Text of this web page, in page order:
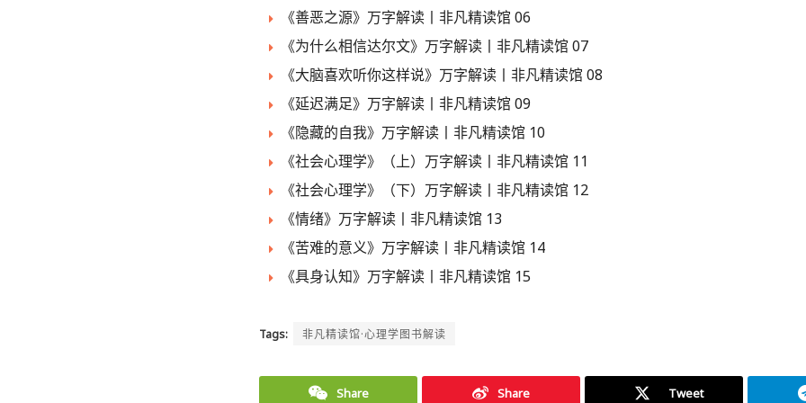
《善恶之源》万字解读丨非凡精读馆 06
《为什么相信达尔文》万字解读丨非凡精读馆 07
《大脑喜欢听你这样说》万字解读丨非凡精读馆 08
《延迟满足》万字解读丨非凡精读馆 09
《隐藏的自我》万字解读丨非凡精读馆 10
《社会心理学》（上）万字解读丨非凡精读馆 11
《社会心理学》（下）万字解读丨非凡精读馆 12
《情绪》万字解读丨非凡精读馆 13
《苦难的意义》万字解读丨非凡精读馆 14
《具身认知》万字解读丨非凡精读馆 15
Tags: 非凡精读馆·心理学图书解读
Share Share Tweet